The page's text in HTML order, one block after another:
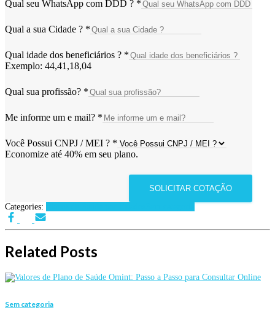
Qual seu WhatsApp com DDD ? *
Qual a sua Cidade ? *
Qual idade dos beneficiários ? *
Exemplo: 44,41,18,04
Qual sua profissão? *
Me informe um e mail? *
Você Possui CNPJ / MEI ? *
Economize até 40% em seu plano.
SOLICITAR COTAÇÃO
Categories:
Related Posts
Sem categoria